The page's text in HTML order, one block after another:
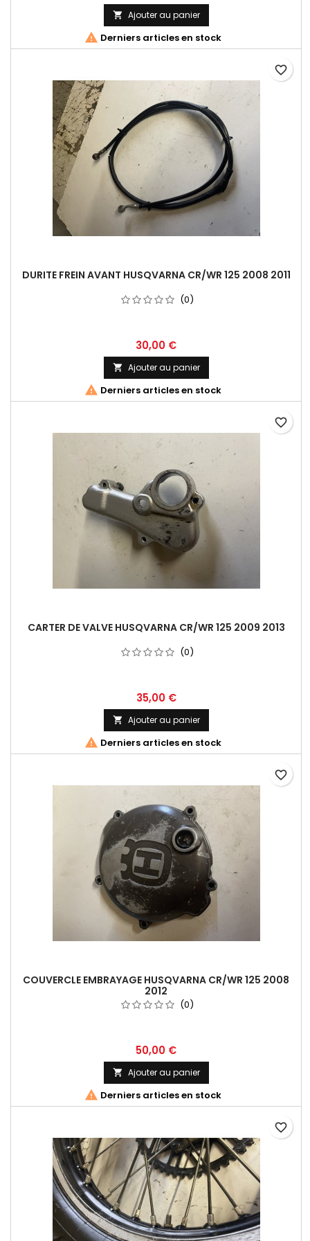
 Ajouter au panier
 Derniers articles en stock
DURITE FREIN AVANT HUSQVARNA CR/WR 125 2008 2011
(0)
30,00 €
 Ajouter au panier
 Derniers articles en stock
favorite_border
CARTER DE VALVE HUSQVARNA CR/WR 125 2009 2013
(0)
35,00 €
 Ajouter au panier
 Derniers articles en stock
favorite_border
COUVERCLE EMBRAYAGE HUSQVARNA CR/WR 125 2008
2012
(0)
50,00 €
 Ajouter au panier
 Derniers articles en stock
favorite_border
favorite_border